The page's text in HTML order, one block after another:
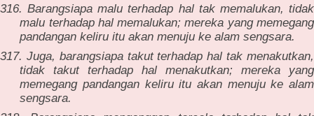
316. Barangsiapa malu terhadap hal tak memalukan, tidak
malu terhadap hal memalukan; mereka yang memegang
pandangan keliru itu akan menuju ke alam sengsara.
317. Juga, barangsiapa takut terhadap hal tak menakutkan,
tidak takut terhadap hal menakutkan; mereka yang
memegang pandangan keliru itu akan menuju ke alam
sengsara.